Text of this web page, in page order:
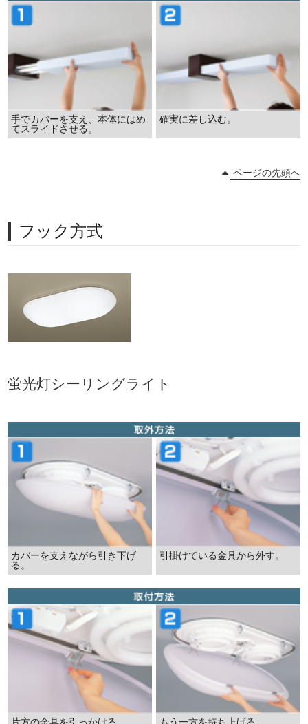
手でカバーを支え、本体にはめ
てスライドさせる。
確実に差し込む。
ページの先頭へ
フック方式
蛍光灯シーリングライト
カバーを支えながら引き下げ
る。
引掛けている金具から外す。